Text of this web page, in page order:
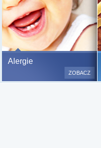
Alergie
ZOBACZ